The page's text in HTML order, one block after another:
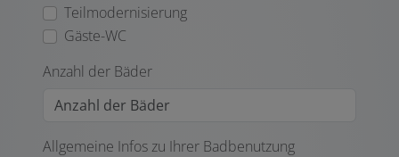
Teilmodernisierung
Gäste-WC
Anzahl der Bäder
Allgemeine Infos zu Ihrer Badbenutzung